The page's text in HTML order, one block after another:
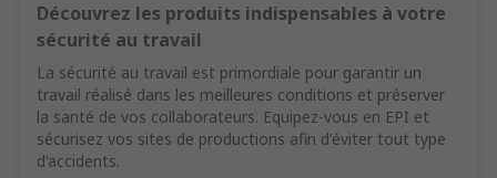
Découvrez les produits indispensables à votre
sécurité au travail
La sécurité au travail est primordiale pour garantir un
travail réalisé dans les meilleures conditions et préserver
la santé de vos collaborateurs. Equipez-vous en EPI et
sécurisez vos sites de productions afin d'éviter tout type
d'accidents.